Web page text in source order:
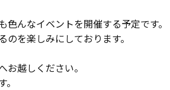
んなイベントを開催する予定です。
を楽しみにしております。
越しください。